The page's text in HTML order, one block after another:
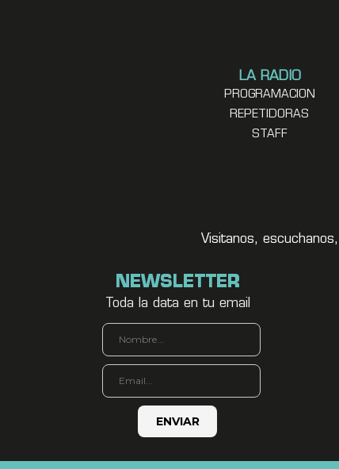
LA RADIO
PROGRAMACION
REPETIDORAS
STAFF
Visitanos,
NEWSLETTER
Toda la data en tu email